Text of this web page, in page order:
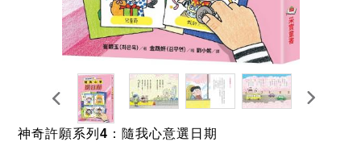
神奇許願系列4：隨我心意選日期